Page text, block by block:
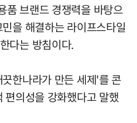
품 브랜드 경쟁력을 바탕으
을 해결하는 라이프스타일
다는 방침이다.
한나라가 만든 세제'를 콘
편의성을 강화했다고 말했